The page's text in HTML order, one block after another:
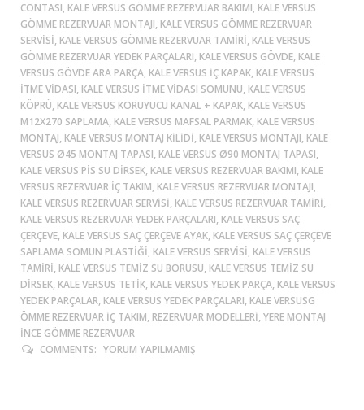
CONTASI, KALE VERSUS GÖMME REZERVUAR BAKIMI, KALE VERSUS
GÖMME REZERVUAR MONTAJI, KALE VERSUS GÖMME REZERVUAR
SERVISI, KALE VERSUS GÖMME REZERVUAR TAMIRI, KALE VERSUS
GÖMME REZERVUAR YEDEK PARÇALARI, KALE VERSUS GÖVDE, KALE
VERSUS GÖVDE ARA PARÇA, KALE VERSUS IÇ KAPAK, KALE VERSUS
ITME VIDASI, KALE VERSUS ITME VIDASI SOMUNU, KALE VERSUS
KÖPRÜ, KALE VERSUS KORUYUCU KANAL + KAPAK, KALE VERSUS
M12X270 SAPLAMA, KALE VERSUS MAFSAL PARMAK, KALE VERSUS
MONTAJ, KALE VERSUS MONTAJ KILIDI, KALE VERSUS MONTAJI, KALE
VERSUS Ø45 MONTAJ TAPASI, KALE VERSUS Ø90 MONTAJ TAPASI,
KALE VERSUS PIS SU DIRSEK, KALE VERSUS REZERVUAR BAKIMI, KALE
VERSUS REZERVUAR IÇ TAKIM, KALE VERSUS REZERVUAR MONTAJI,
KALE VERSUS REZERVUAR SERVISI, KALE VERSUS REZERVUAR TAMIRI,
KALE VERSUS REZERVUAR YEDEK PARÇALARI, KALE VERSUS SAÇ
ÇERÇEVE, KALE VERSUS SAÇ ÇERÇEVE AYAK, KALE VERSUS SAÇ ÇERÇEVE
SAPLAMA SOMUN PLASTIĞI, KALE VERSUS SERVISI, KALE VERSUS
TAMIRI, KALE VERSUS TEMIZ SU BORUSU, KALE VERSUS TEMIZ SU
DIRSEK, KALE VERSUS TETIK, KALE VERSUS YEDEK PARÇA, KALE VERSUS
YEDEK PARÇALAR, KALE VERSUS YEDEK PARÇALARI, KALE VERSUSG
ÖMME REZERVUAR IÇ TAKIM, REZERVUAR MODELLERI, YERE MONTAJ
İNCE GÖMME REZERVUAR
COMMENTS: YORUM YAPILMAMIŞ